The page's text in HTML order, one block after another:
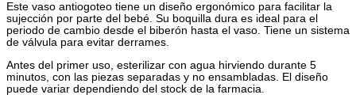
Este vaso antiogoteo tiene un diseño ergonómico para facilitar la
sujección por parte del bebé. Su boquilla dura es ideal para el
periodo de cambio desde el biberón hasta el vaso. Tiene un sistema
de válvula para evitar derrames.
Antes del primer uso, esterilizar con agua hirviendo durante 5
minutos, con las piezas separadas y no ensambladas. El diseño
puede variar dependiendo del stock de la farmacia.